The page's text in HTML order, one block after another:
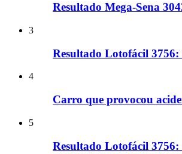
Resultado Mega-Sena
3
Resultado Lotofácil 3756:
4
Carro que provocou
5
Resultado Lotofácil 3756: